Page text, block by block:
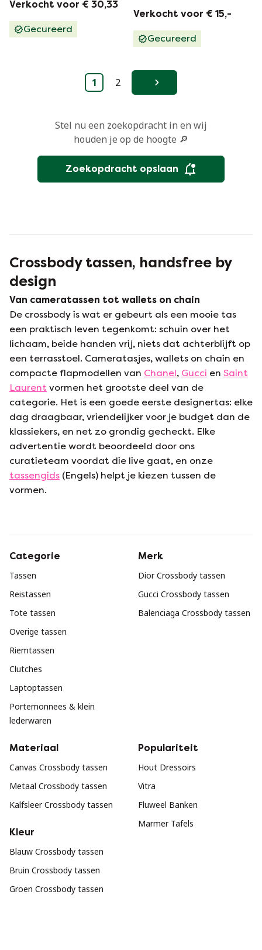
Verkocht voor € 30,33
Gecureerd
imitatieleer in
Verkocht voor € 15,-
Gecureerd
1 2 Volgende
Stel nu een zoekopdracht in en wij
houden je op de hoogte 🔎
Zoekopdracht opslaan
Crossbody tassen, handsfree by
design
Van cameratassen tot wallets on chain
De crossbody is wat er gebeurt als een mooie tas
een praktisch leven tegenkomt: schuin over het
lichaam, beide handen vrij, niets dat achterblijft op
een terrasstoel. Cameratasjes, wallets on chain en
compacte flapmodellen van Chanel, Gucci en Saint
Laurent vormen het grootste deel van de
categorie. Het is een goede eerste designertas: elke
dag draagbaar, vriendelijker voor je budget dan de
klassiekers, en net zo grondig gecheckt. Elke
advertentie wordt beoordeeld door ons
curatieteam voordat die live gaat, en onze
tassengids (Engels) helpt je kiezen tussen de
vormen.
Categorie
Tassen
Reistassen
Tote tassen
Overige tassen
Riemtassen
Clutches
Laptoptassen
Portemonnees & klein
lederwaren
Merk
Dior Crossbody tassen
Gucci Crossbody tassen
Balenciaga Crossbody tassen
Materiaal
Canvas Crossbody tassen
Metaal Crossbody tassen
Kalfsleer Crossbody tassen
Kleur
Blauw Crossbody tassen
Bruin Crossbody tassen
Groen Crossbody tassen
Populariteit
Hout Dressoirs
Vitra
Fluweel Banken
Marmer Tafels